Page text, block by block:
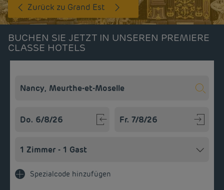
Zurück zu Grand Est
BUCHEN SIE JETZT IN UNSEREN PREMIERE
CLASSE HOTELS
Spezialcode hinzufügen